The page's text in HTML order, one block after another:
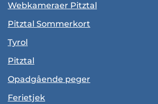
Webkameraer Pitztal
Pitztal Sommerkort
Tyrol
Pitztal
Opadgående peger
Ferietjek